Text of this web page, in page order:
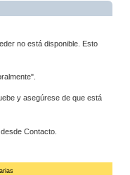
no está disponible. Esto
y asegúrese de que está
Contacto.